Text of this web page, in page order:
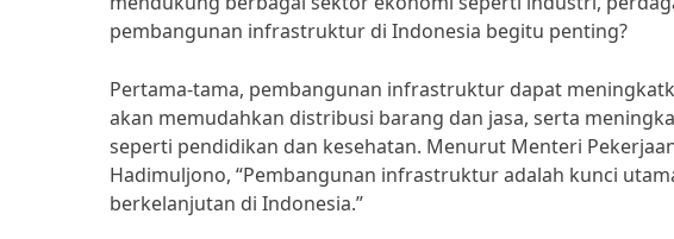
pembangunan infrastruktur di Indonesia begitu penting?
Pertama-tama, pembangunan infrastruktur dapat
akan memudahkan distribusi barang dan jasa, serta
seperti pendidikan dan kesehatan. Menurut Menteri
Hadimuljono, “Pembangunan infrastruktur adalah kunci
berkelanjutan di Indonesia.”